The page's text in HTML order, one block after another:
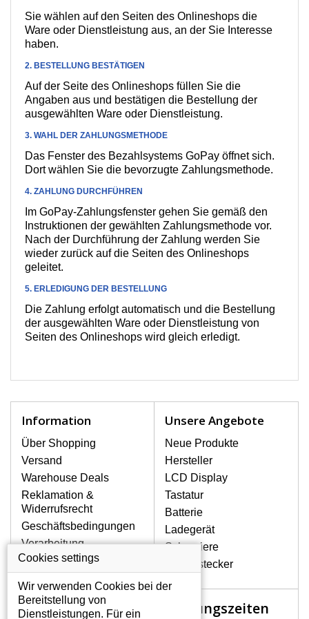
Sie wählen auf den Seiten des Onlineshops die
Ware oder Dienstleistung aus, an der Sie Interesse
haben.
2. BESTELLUNG BESTÄTIGEN
Auf der Seite des Onlineshops füllen Sie die
Angaben aus und bestätigen die Bestellung der
ausgewählten Ware oder Dienstleistung.
3. WAHL DER ZAHLUNGSMETHODE
Das Fenster des Bezahlsystems GoPay öffnet sich.
Dort wählen Sie die bevorzugte Zahlungsmethode.
4. ZAHLUNG DURCHFÜHREN
Im GoPay-Zahlungsfenster gehen Sie gemäß den
Instruktionen der gewählten Zahlungsmethode vor.
Nach der Durchführung der Zahlung werden Sie
wieder zurück auf die Seiten des Onlineshops
geleitet.
5. ERLEDIGUNG DER BESTELLUNG
Die Zahlung erfolgt automatisch und die Bestellung
der ausgewählten Ware oder Dienstleistung von
Seiten des Onlineshops wird gleich erledigt.
Information
Über Shopping
Versand
Warehouse Deals
Reklamation &
Widerrufsrecht
Geschäftsbedingungen
Verarbeitung
personenbezogener
Daten
Über uns - Impressum
Unsere Angebote
Neue Produkte
Hersteller
LCD Display
Tastatur
Batterie
Ladegerät
Scharniere
Gerätestecker
Mein Konto Öffnungszeiten
Cookies settings
Wir verwenden Cookies bei der
Bereitstellung von
Dienstleistungen. Für ein